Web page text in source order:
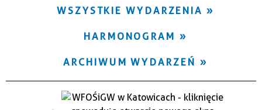
WSZYSTKIE WYDARZENIA
HARMONOGRAM
ARCHIWUM WYDARZEŃ